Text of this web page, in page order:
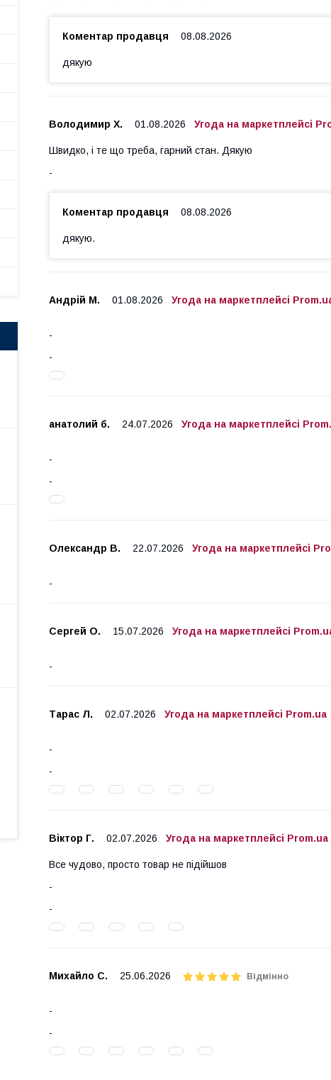
Коментар продавця 08.08.2026
дякую
Володимир Х. 01.08.2026 Угода на маркетплейсі
Швидко, і те що треба, гарний стан. Дякую
Коментар продавця 08.08.2026
дякую.
Андрій М. 01.08.2026 Угода на маркетплейсі
анатолий б. 24.07.2026 Угода на маркетплейсі
Олександр В. 22.07.2026 Угода на маркетплейсі
Сергей О. 15.07.2026 Угода на маркетплейсі
Тарас Л. 02.07.2026 Угода на маркетплейсі Prom.ua
Віктор Г. 02.07.2026 Угода на маркетплейсі Prom.ua
Все чудово, просто товар не підійшов
Михайло С. 25.06.2026 Відмінно